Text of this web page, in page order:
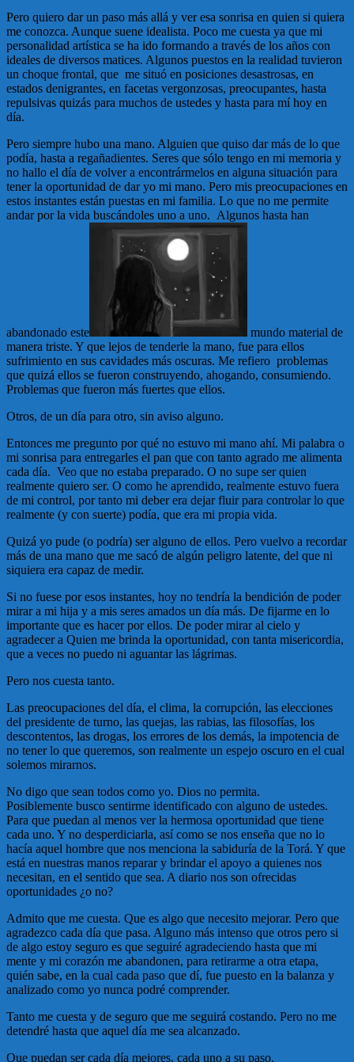
Pero quiero dar un paso más allá y ver esa sonrisa en quien si quiera
me conozca. Aunque suene idealista. Poco me cuesta ya que mi
personalidad artística se ha ido formando a través de los años con
ideales de diversos matices. Algunos puestos en la realidad tuvieron
un choque frontal, que me situó en posiciones desastrosas, en
estados denigrantes, en facetas vergonzosas, preocupantes, hasta
repulsivas quizás para muchos de ustedes y hasta para mí hoy en
día.
Pero siempre hubo una mano. Alguien que quiso dar más de lo que
podía, hasta a regañadientes. Seres que sólo tengo en mi memoria y
no hallo el día de volver a encontrármelos en alguna situación para
tener la oportunidad de dar yo mi mano. Pero mis preocupaciones en
estos instantes están puestas en mi familia. Lo que no me permite
andar por la vida buscándoles uno a uno. Algunos hasta han
abandonado este
mundo material de
manera triste. Y que lejos de tenderle la mano, fue para ellos
sufrimiento en sus cavidades más oscuras. Me refiero problemas
que quizá ellos se fueron construyendo, ahogando, consumiendo.
Problemas que fueron más fuertes que ellos.
Otros, de un día para otro, sin aviso alguno.
Entonces me pregunto por qué no estuvo mi mano ahí. Mi palabra o
mi sonrisa para entregarles el pan que con tanto agrado me alimenta
cada día. Veo que no estaba preparado. O no supe ser quien
realmente quiero ser. O como he aprendido, realmente estuvo fuera
de mi control, por tanto mi deber era dejar fluir para controlar lo que
realmente (y con suerte) podía, que era mi propia vida.
Quizá yo pude (o podría) ser alguno de ellos. Pero vuelvo a recordar
más de una mano que me sacó de algún peligro latente, del que ni
siquiera era capaz de medir.
Si no fuese por esos instantes, hoy no tendría la bendición de poder
mirar a mi hija y a mis seres amados un día más. De fijarme en lo
importante que es hacer por ellos. De poder mirar al cielo y
agradecer a Quien me brinda la oportunidad, con tanta misericordia,
que a veces no puedo ni aguantar las lágrimas.
Pero nos cuesta tanto.
Las preocupaciones del día, el clima, la corrupción, las elecciones
del presidente de turno, las quejas, las rabias, las filosofías, los
descontentos, las drogas, los errores de los demás, la impotencia de
no tener lo que queremos, son realmente un espejo oscuro en el cual
solemos mirarnos.
No digo que sean todos como yo. Dios no permita.
Posiblemente busco sentirme identificado con alguno de ustedes.
Para que puedan al menos ver la hermosa oportunidad que tiene
cada uno. Y no desperdiciarla, así como se nos enseña que no lo
hacía aquel hombre que nos menciona la sabiduría de la Torá. Y que
está en nuestras manos reparar y brindar el apoyo a quienes nos
necesitan, en el sentido que sea. A diario nos son ofrecidas
oportunidades ¿o no?
Admito que me cuesta. Que es algo que necesito mejorar. Pero que
agradezco cada día que pasa. Alguno más intenso que otros pero si
de algo estoy seguro es que seguiré agradeciendo hasta que mi
mente y mi corazón me abandonen, para retirarme a otra etapa,
quién sabe, en la cual cada paso que dí, fue puesto en la balanza y
analizado como yo nunca podré comprender.
Tanto me cuesta y de seguro que me seguirá costando. Pero no me
detendré hasta que aquel día me sea alcanzado.
Que puedan ser cada día mejores, cada uno a su paso.